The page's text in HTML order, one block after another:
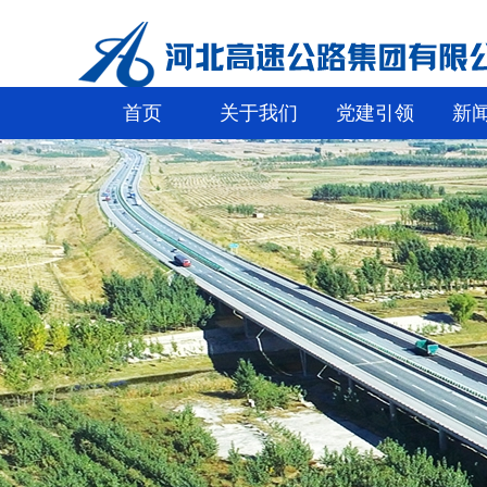
首页 关于我们 党建引领 新